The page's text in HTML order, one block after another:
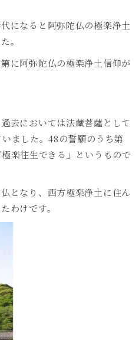
になると阿弥陀仏の極楽浄土
。
に阿弥陀仏の極楽浄土信仰が
去においては法蔵菩薩として
ました。48の誓願のうち第
楽往生できる」というもので
となり、西方極楽浄土に住ん
わけです。